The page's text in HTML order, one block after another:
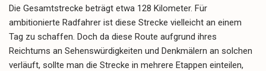
Die Gesamtstrecke beträgt etwa 128 Kilometer. Für
ambitionierte Radfahrer ist diese Strecke vielleicht an einem
Tag zu schaffen. Doch da diese Route aufgrund ihres
Reichtums an Sehenswürdigkeiten und Denkmälern an solchen
verläuft, sollte man die Strecke in mehrere Etappen einteilen,